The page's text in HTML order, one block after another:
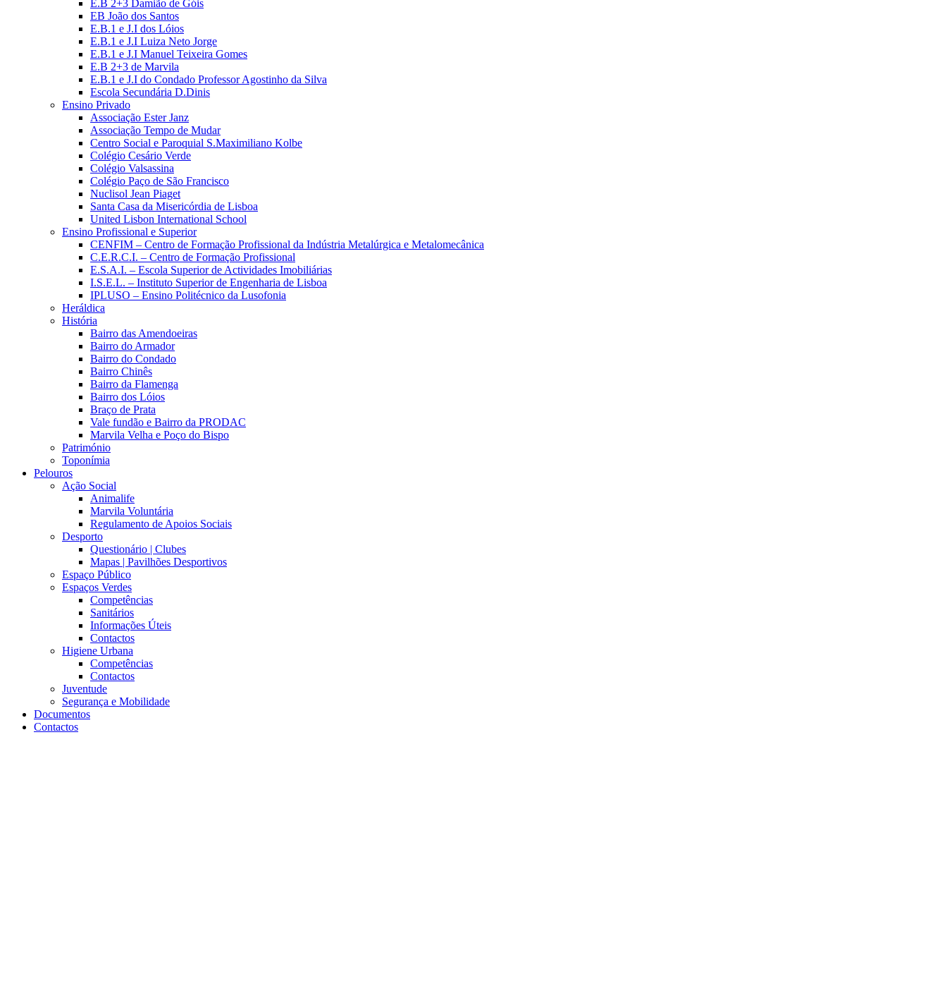
E.B 2+3 Damião de Góis
EB João dos Santos
E.B.1 e J.I dos Lóios
E.B.1 e J.I Luiza Neto Jorge
E.B.1 e J.I Manuel Teixeira Gomes
E.B 2+3 de Marvila
E.B.1 e J.I do Condado Professor Agostinho da Silva
Escola Secundária D.Dinis
Ensino Privado
Associação Ester Janz
Associação Tempo de Mudar
Centro Social e Paroquial S.Maximiliano Kolbe
Colégio Cesário Verde
Colégio Valsassina
Colégio Paço de São Francisco
Nuclisol Jean Piaget
Santa Casa da Misericórdia de Lisboa
United Lisbon International School
Ensino Profissional e Superior
CENFIM – Centro de Formação Profissional da Indústria Metalúrgica e Metalomecânica
C.E.R.C.I. – Centro de Formação Profissional
E.S.A.I. – Escola Superior de Actividades Imobiliárias
I.S.E.L. – Instituto Superior de Engenharia de Lisboa
IPLUSO – Ensino Politécnico da Lusofonia
Heráldica
História
Bairro das Amendoeiras
Bairro do Armador
Bairro do Condado
Bairro Chinês
Bairro da Flamenga
Bairro dos Lóios
Braço de Prata
Vale fundão e Bairro da PRODAC
Marvila Velha e Poço do Bispo
Património
Toponímia
Pelouros
Ação Social
Animalife
Marvila Voluntária
Regulamento de Apoios Sociais
Desporto
Questionário | Clubes
Mapas | Pavilhões Desportivos
Espaço Público
Espaços Verdes
Competências
Sanitários
Informações Úteis
Contactos
Higiene Urbana
Competências
Contactos
Juventude
Segurança e Mobilidade
Documentos
Contactos